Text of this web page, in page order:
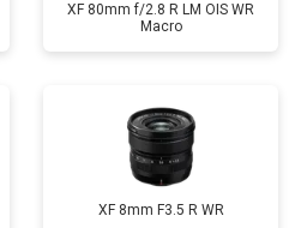
XF 80mm f/2.8 R LM OIS WR
Macro
XF 8mm F3.5 R WR